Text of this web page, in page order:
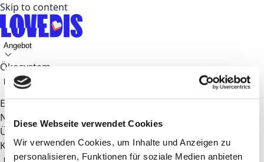
Diese Webseite verwendet Cookies
Wir verwenden Cookies, um Inhalte und Anzeigen zu
personalisieren, Funktionen für soziale Medien anbieten
Skip to content
Angebot
Ökosystem
Fokusthemen
Events
News
Über uns
Kontakt